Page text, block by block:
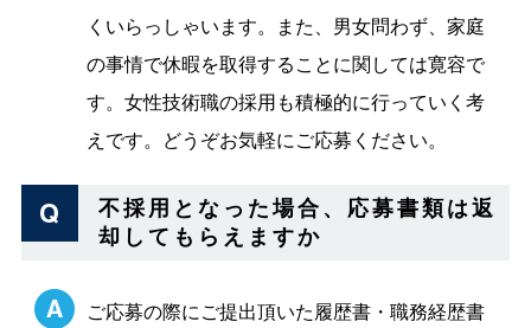
くいらっしゃいます。また、男女問わず、家庭
の事情で休暇を取得することに関しては寛容で
す。女性技術職の採用も積極的に行っていく考
えです。どうぞお気軽にご応募ください。
不採用となった場合、応募書類は返
却してもらえますか
ご応募の際にご提出頂いた履歴書・職務経歴書